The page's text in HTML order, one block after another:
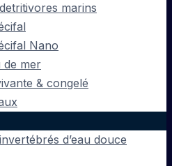
marins
Nano
de mer
& congelé
d’eau douce